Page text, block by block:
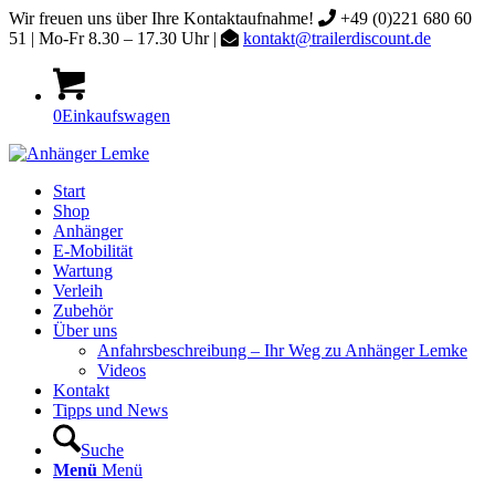
Wir freuen uns über Ihre Kontaktaufnahme!
+49 (0)221 680 60
51 | Mo-Fr 8.30 – 17.30 Uhr |
kontakt@trailerdiscount.de
0Einkaufswagen
Start
Shop
Anhänger
E-Mobilität
Wartung
Verleih
Zubehör
Über uns
Anfahrsbeschreibung – Ihr Weg zu Anhänger Lemke
Videos
Kontakt
Tipps und News
Suche
Menü Menü